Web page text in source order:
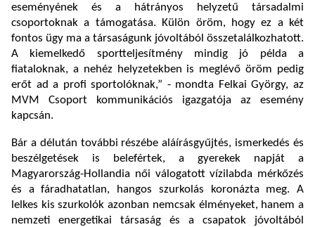
eseményének és a hátrányos helyzetű társadalmi
csoportoknak a támogatása. Külön öröm, hogy ez a két
fontos ügy ma a társaságunk jóvoltából összetalálkozhatott.
A kiemelkedő sportteljesítmény mindig jó példa a
fiataloknak, a nehéz helyzetekben is meglévő öröm pedig
erőt ad a profi sportolóknak,” - mondta Felkai György, az
MVM Csoport kommunikációs igazgatója az esemény
kapcsán.
Bár a délután további részébe aláírásgyűjtés, ismerkedés és
beszélgetések is belefértek, a gyerekek napját a
Magyarország-Hollandia női válogatott vízilabda mérkőzés
és a fáradhatatlan, hangos szurkolás koronázta meg. A
lelkes kis szurkolók azonban nemcsak élményeket, hanem a
nemzeti energetikai társaság és a csapatok jóvoltából